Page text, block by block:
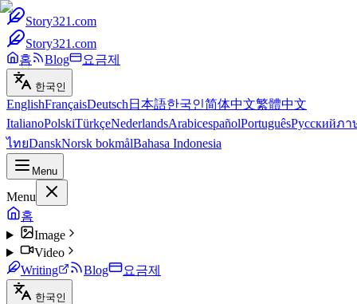
Story321.com
Story321.com
홈
Blog 요금제
한국인
EnglishFrançaisDeutsch 日本語한국인简体中文繁體中文
ItalianoPolskiTürkçeNederlandsArabicespañolPortuguêsРусскийภา
ไทยDanskNorsk bokmålBahasa Indonesia
Menu
Menu
홈
Image
Video
Writing
Blog 요금제
한국인